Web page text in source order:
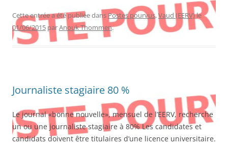
Cette entrée a été publiée dans Postes pourvus,Vaud (EERV)le
01/06/2015 parAnouk Thommen.
Journaliste stagiaire 80 %
Le journal «bonne nouvelle», mensuel de l’EERV, recherche
un ou une journaliste stagiaire à 80% Les candidates et
candidats doivent être titulaires d’une licence universitaire.